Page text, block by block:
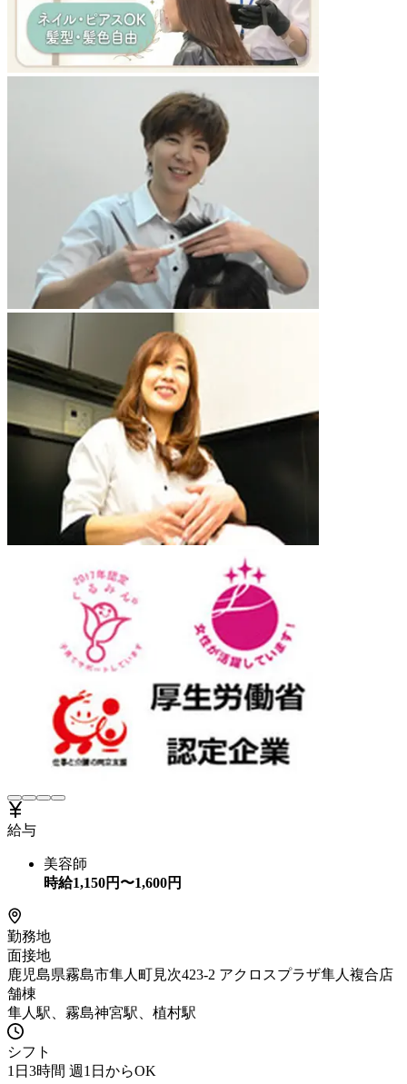
給与
美容師
時給1,150円〜1,600円
勤務地
面接地
鹿児島県霧島市隼人町見次423-2 アクロスプラザ隼人複合店
舗棟
隼人駅、霧島神宮駅、植村駅
シフト
1日3時間 週1日からOK